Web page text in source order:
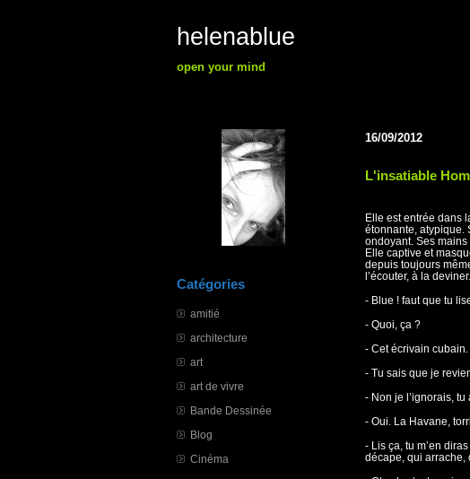
helenablue
open your mind
Catégories
amitié
architecture
art
art de vivre
Bande Dessinée
Blog
Cinéma
16/09/2012
L'insatiable
Elle est entrée dans
étonnante, atypique.
ondoyant. Ses mains
Elle captive et
depuis toujours
l’écouter, à la
- Blue ! faut que tu
- Quoi, ça ?
- Cet écrivain cubain.
- Tu sais que je
- Non je l’ignorais, tu
- Oui. La Havane,
- Lis ça, tu m’en
décape, qui arrache,